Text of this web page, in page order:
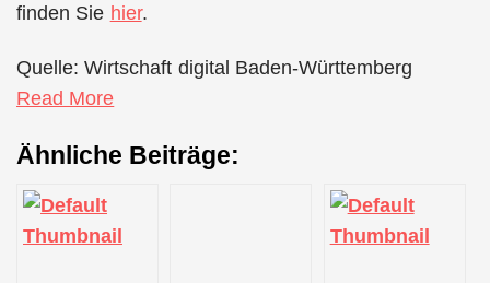
finden Sie hier.
Quelle: Wirtschaft digital Baden-Württemberg
Read More
Ähnliche Beiträge: